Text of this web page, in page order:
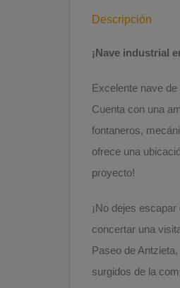
Descripción
¡Nave industrial
Excelente nave de
Cuenta con una
fontaneros,
ofrece una
proyecto!
¡No dejes
concertar una
Paseo de
surgidos de la